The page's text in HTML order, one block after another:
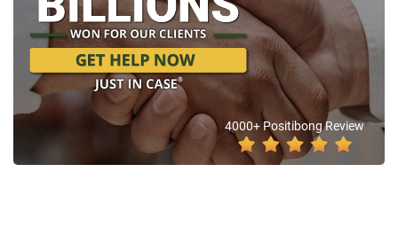
4000+ Positibong Review